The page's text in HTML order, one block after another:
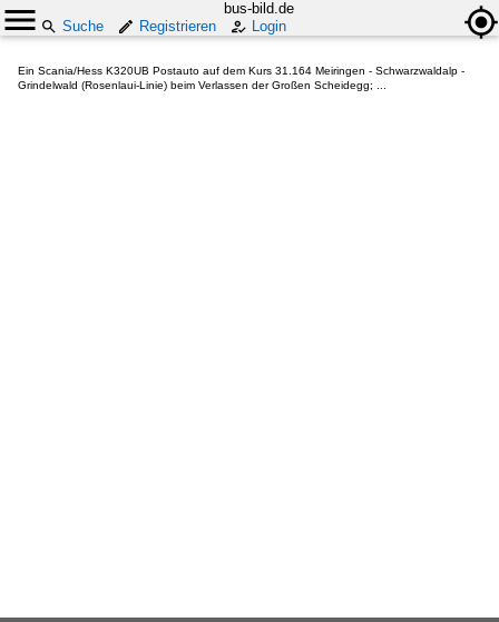
bus-bild.de
Suche
Registrieren Login
Ein Scania/Hess K320UB Postauto auf dem Kurs 31.164 Meiringen - Schwarzwaldalp -
Grindelwald (Rosenlaui-Linie) beim Verlassen der Großen Scheidegg; ...